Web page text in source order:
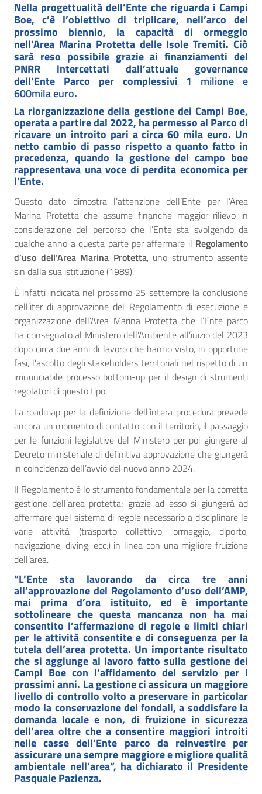
Nella progettualità dell’Ente che riguarda i Campi
Boe, c’è l’obiettivo di triplicare, nell’arco del
prossimo biennio, la capacità di ormeggio
nell’Area Marina Protetta delle Isole Tremiti. Ciò
sarà reso possibile grazie ai finanziamenti del
PNRR intercettati dall’attuale governance
dell’Ente Parco per complessivi 1 milione e
600mila euro.
La riorganizzazione della gestione dei Campi Boe,
operata a partire dal 2022, ha permesso al Parco di
ricavare un introito pari a circa 60 mila euro. Un
netto cambio di passo rispetto a quanto fatto in
precedenza, quando la gestione del campo boe
rappresentava una voce di perdita economica per
l’Ente.
Questo dato dimostra l’attenzione dell’Ente per l’Area
Marina Protetta che assume finanche maggior rilievo in
considerazione del percorso che l’Ente sta svolgendo da
qualche anno a questa parte per affermare il Regolamento
d’uso dell’Area Marina Protetta, uno strumento assente
sin dalla sua istituzione (1989).
È infatti indicata nel prossimo 25 settembre la conclusione
dell’iter di approvazione del Regolamento di esecuzione e
organizzazione dell’Area Marina Protetta che l’Ente parco
ha consegnato al Ministero dell’Ambiente all’inizio del 2023
dopo circa due anni di lavoro che hanno visto, in opportune
fasi, l’ascolto degli stakeholders territoriali nel rispetto di un
irrinunciabile processo bottom-up per il design di strumenti
regolatori di questo tipo.
La roadmap per la definizione dell’intera procedura prevede
ancora un momento di contatto con il territorio, il passaggio
per le funzioni legislative del Ministero per poi giungere al
Decreto ministeriale di definitiva approvazione che giungerà
in coincidenza dell’avvio del nuovo anno 2024.
Il Regolamento è lo strumento fondamentale per la corretta
gestione dell’area protetta; grazie ad esso si giungerà ad
affermare quel sistema di regole necessario a disciplinare le
varie attività (trasporto collettivo, ormeggio, diporto,
navigazione, diving, ecc.) in linea con una migliore fruizione
dell’area.
“L’Ente sta lavorando da circa tre anni
all’approvazione del Regolamento d’uso dell’AMP,
mai prima d’ora istituito, ed è importante
sottolineare che questa mancanza non ha mai
consentito l’affermazione di regole e limiti chiari
per le attività consentite e di conseguenza per la
tutela dell’area protetta. Un importante risultato
che si aggiunge al lavoro fatto sulla gestione dei
Campi Boe con l’affidamento del servizio per i
prossimi anni. La gestione ci assicura un maggiore
livello di controllo volto a preservare in particolar
modo la conservazione dei fondali, a soddisfare la
domanda locale e non, di fruizione in sicurezza
dell’area oltre che a consentire maggiori introiti
nelle casse dell’Ente parco da reinvestire per
assicurare una sempre maggiore e migliore qualità
ambientale nell’area”, ha dichiarato il Presidente
Pasquale Pazienza.